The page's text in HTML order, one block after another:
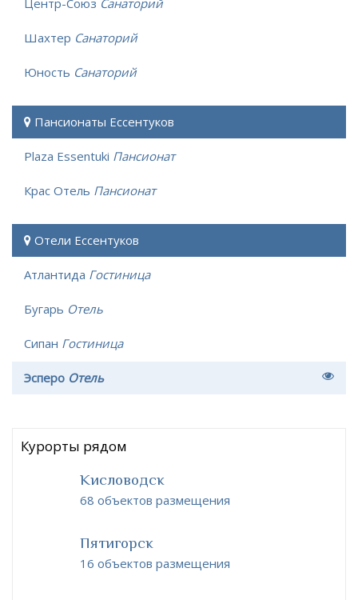
Центр-Союз Санаторий
Шахтер Санаторий
Юность Санаторий
Пансионаты Ессентуков
Plaza Essentuki Пансионат
Крас Отель Пансионат
Отели Ессентуков
Атлантида Гостиница
Бугарь Отель
Сипан Гостиница
Эсперо Отель
Курорты рядом
Кисловодск
68 объектов размещения
Пятигорск
16 объектов размещения